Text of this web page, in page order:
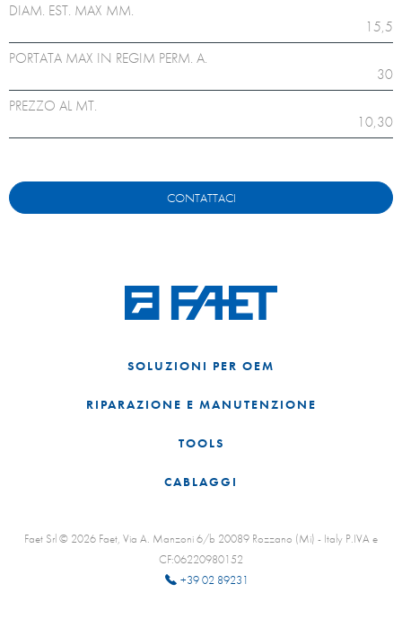
DIAM. EST. MAX MM.
15,5
PORTATA MAX IN REGIM PERM. A.
30
PREZZO AL MT.
10,30
CONTATTACI
SOLUZIONI PER OEM
RIPARAZIONE E MANUTENZIONE
TOOLS
CABLAGGI
Faet Srl © 2026 Faet, Via A. Manzoni 6/b 20089 Rozzano (Mi) - Italy P.IVA e
CF:06220980152
+39 02 89231